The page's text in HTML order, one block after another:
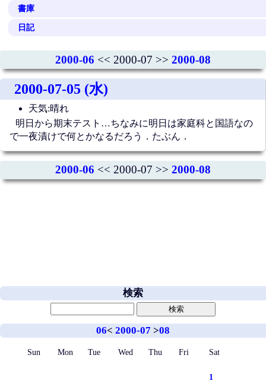
書庫
日記
2000-06 << 2000-07 >> 2000-08
2000-07-05 (水)
天気:晴れ
明日から期末テスト…ちなみに明日は家庭科と国語なの
で一夜漬けで何とかなるだろう．たぶん．
2000-06 << 2000-07 >> 2000-08
検索
06< 2000-07 >08
Sun Mon Tue Wed Thu Fri Sat
1